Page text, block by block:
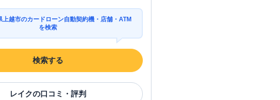
上越市のカードローン自動契約機・店舗・ATM
を検索
検索する
レイクの口コミ・評判